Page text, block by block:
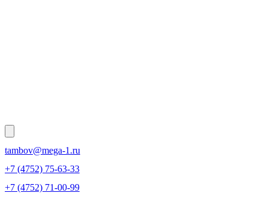
tambov@mega-1.ru
+7 (4752) 75-63-33
+7 (4752) 71-00-99